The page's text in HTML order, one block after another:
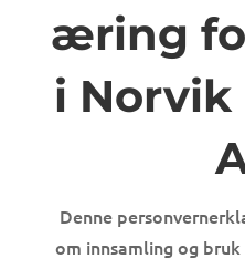
æring
i Norvik
Denne
om innsamling og